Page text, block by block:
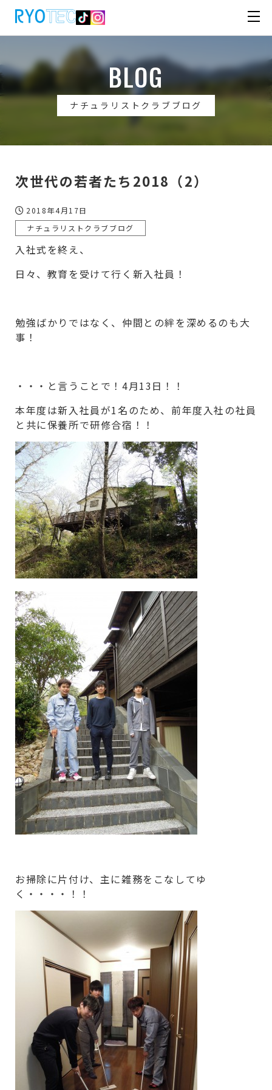
BLOG
ナチュラリストクラブブログ
次世代の若者たち2018（2）
2018年4月17日
ナチュラリストクラブブログ
入社式を終え、
日々、教育を受けて行く新入社員！
勉強ばかりではなく、仲間との絆を深めるのも大
事！
・・・と言うことで！4月13日！！
本年度は新入社員が1名のため、前年度入社の社員
と共に保養所で研修合宿！！
お掃除に片付け、主に雑務をこなしてゆ
く・・・・！！